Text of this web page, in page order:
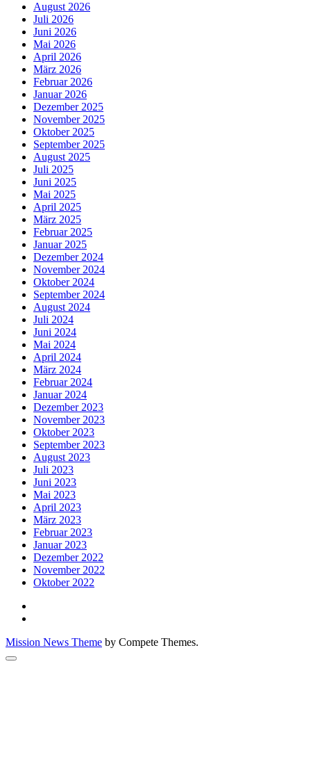
August 2026
Juli 2026
Juni 2026
Mai 2026
April 2026
März 2026
Februar 2026
Januar 2026
Dezember 2025
November 2025
Oktober 2025
September 2025
August 2025
Juli 2025
Juni 2025
Mai 2025
April 2025
März 2025
Februar 2025
Januar 2025
Dezember 2024
November 2024
Oktober 2024
September 2024
August 2024
Juli 2024
Juni 2024
Mai 2024
April 2024
März 2024
Februar 2024
Januar 2024
Dezember 2023
November 2023
Oktober 2023
September 2023
August 2023
Juli 2023
Juni 2023
Mai 2023
April 2023
März 2023
Februar 2023
Januar 2023
Dezember 2022
November 2022
Oktober 2022
Mission News Theme by Compete Themes.
Scroll